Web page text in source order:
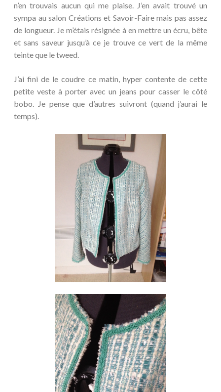
n’en trouvais aucun qui me plaise. J’en avait trouvé un
sympa au salon Créations et Savoir-Faire mais pas assez
de longueur. Je m’étais résignée à en mettre un écru, bête
et sans saveur jusqu’à ce je trouve ce vert de la même
teinte que le tweed.
J’ai fini de le coudre ce matin, hyper contente de cette
petite veste à porter avec un jeans pour casser le côté
bobo. Je pense que d’autres suivront (quand j’aurai le
temps).